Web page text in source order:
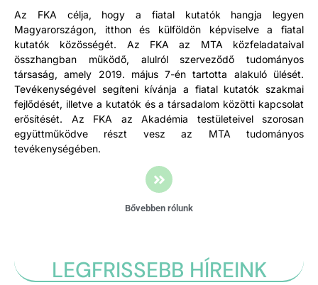
Az FKA célja, hogy a fiatal kutatók hangja legyen
Magyarországon, itthon és külföldön képviselve a fiatal
kutatók közösségét. Az FKA az MTA közfeladataival
összhangban működő, alulról szerveződő tudományos
társaság, amely 2019. május 7-én tartotta alakuló ülését.
Tevékenységével segíteni kívánja a fiatal kutatók szakmai
fejlődését, illetve a kutatók és a társadalom közötti kapcsolat
erősítését. Az FKA az Akadémia testületeivel szorosan
együttműködve részt vesz az MTA tudományos
tevékenységében.
Bővebben rólunk
LEGFRISSEBB HÍREINK